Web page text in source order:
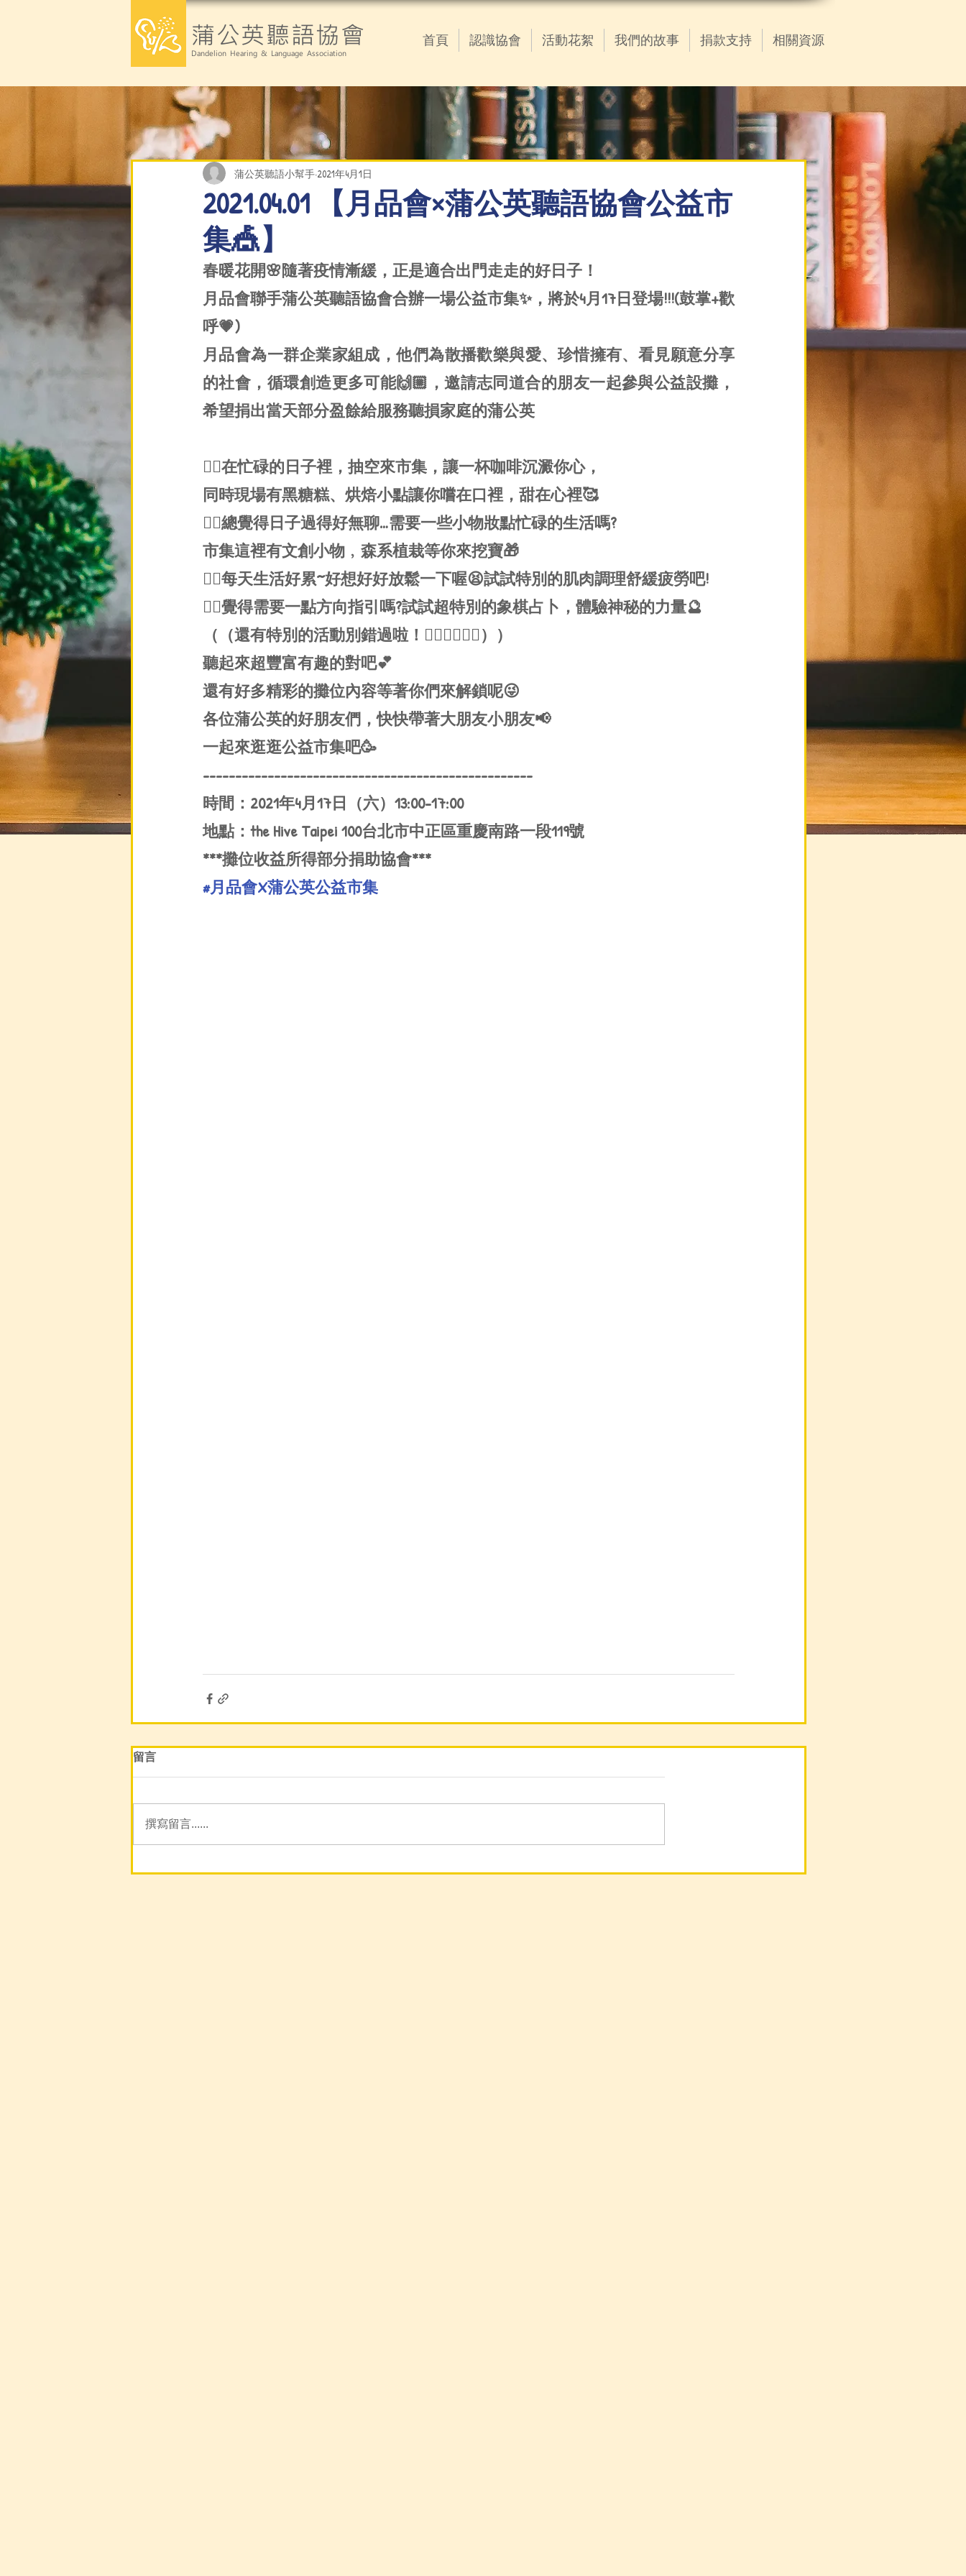
蒲公英聽語協會
Dandelion Hearing & Language Association
首頁 認識協會 活動花絮 我們的故事 捐款支持 相關資源
2021.04.01 【月品會×蒲公英聽語協會公益市
集🎪】
蒲公英聽語小幫手 2021年4月1日
春暖花開🌸隨著疫情漸緩，正是適合出門走走的好日子！
月品會聯手蒲公英聽語協會合辦一場公益市集✨，將於4月17日登場!!!(鼓掌+歡
呼💗)
月品會為一群企業家組成，他們為散播歡樂與愛、珍惜擁有、看見願意分享
的社會，循環創造更多可能🙌🏼，邀請志同道合的朋友一起參與公益設攤，
希望捐出當天部分盈餘給服務聽損家庭的蒲公英
👉🏼在忙碌的日子裡，抽空來市集，讓一杯咖啡沉澱你心，
同時現場有黑糖糕、烘焙小點讓你嚐在口裡，甜在心裡🥰
👉🏼總覺得日子過得好無聊…需要一些小物妝點忙碌的生活嗎?
市集這裡有文創小物﹐森系植栽等你來挖寶🎁
👉🏼每天生活好累~好想好好放鬆一下喔😫試試特別的肌肉調理舒緩疲勞吧!
👉🏼覺得需要一點方向指引嗎?試試超特別的象棋占卜，體驗神秘的力量🔮
（（還有特別的活動別錯過啦！👍🏼👍🏼👍🏼））
聽起來超豐富有趣的對吧💕
還有好多精彩的攤位內容等著你們來解鎖呢😜
各位蒲公英的好朋友們，快快帶著大朋友小朋友📢
一起來逛逛公益市集吧🥳
---------------------------------------------------
時間：2021年4月17日（六）13:00-17:00
地點：the Hive Taipei 100台北市中正區重慶南路一段119號
***攤位收益所得部分捐助協會***
#月品會X蒲公英公益市集
留言
撰寫留言......